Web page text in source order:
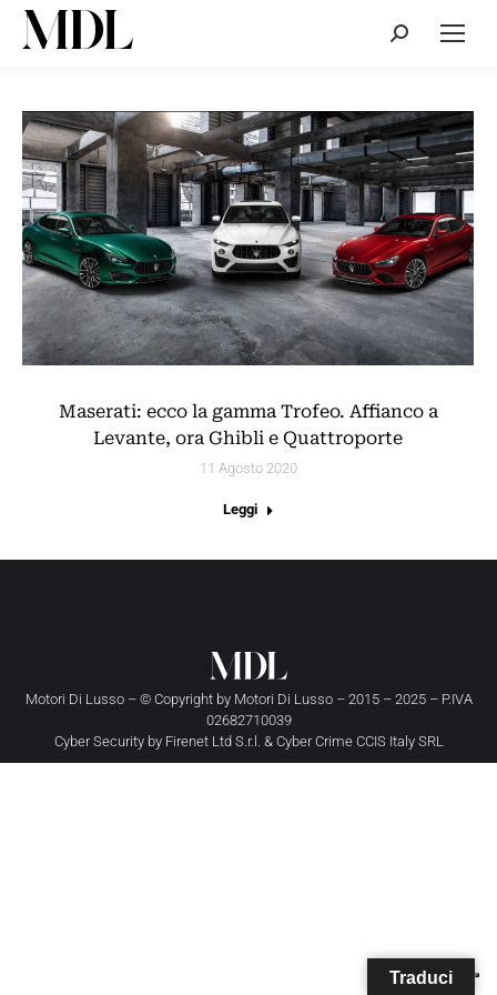
Cerca:
Maserati: ecco la gamma Trofeo. Affianco a
Levante, ora Ghibli e Quattroporte
11 Agosto 2020
Leggi
Motori Di Lusso – © Copyright by Motori Di Lusso– 2015 – 2025 – P.IVA
02682710039
Cyber Security by Firenet Ltd S.r.l. & Cyber Crime CCIS Italy SRL
Traduci